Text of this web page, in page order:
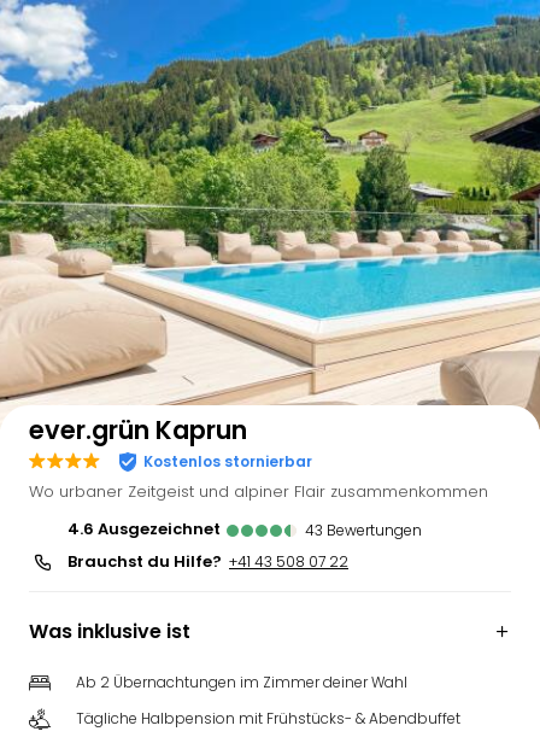
Auf der Karte anzeigen
ever.grün Kaprun
Kostenlos stornierbar
Wo urbaner Zeitgeist und alpiner Flair zusammenkommen
4.6
ausgezeichnet 43 Bewertungen
Brauchst du Hilfe? +41 43 508 07 22
Was inklusive ist
Ab 2 Übernachtungen im Zimmer deiner Wahl
Tägliche Halbpension mit Frühstücks- & Abendbuffet